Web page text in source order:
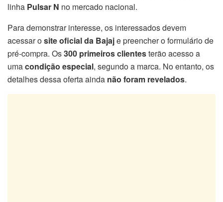
linha Pulsar N no mercado nacional.
Para demonstrar interesse, os interessados devem
acessar osite oficial da Bajaje preencher o formulário de
pré-compra. Os300 primeiros clientesterão acesso a
umacondição especial, segundo a marca. No entanto, os
detalhes dessa oferta ainda não foram revelados.